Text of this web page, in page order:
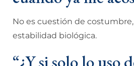
No es cuestión de
estabilidad biológica.